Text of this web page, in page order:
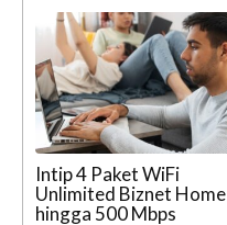
Intip 4 Paket WiFi
Unlimited Biznet Home
hingga 500 Mbps